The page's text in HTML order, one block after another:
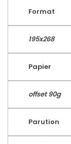
Format
195x268
Papier
offset 90g
Parution